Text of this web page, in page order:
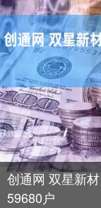
创通网 双星新
59680户